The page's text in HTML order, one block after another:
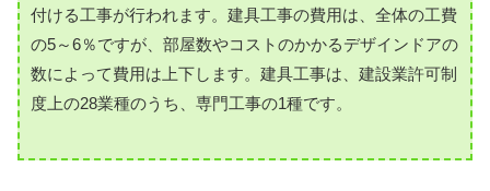
付ける工事が行われます。建具工事の費用は、全体の工費
の5～6％ですが、部屋数やコストのかかるデザインドアの
数によって費用は上下します。建具工事は、建設業許可制
度上の28業種のうち、専門工事の1種です。